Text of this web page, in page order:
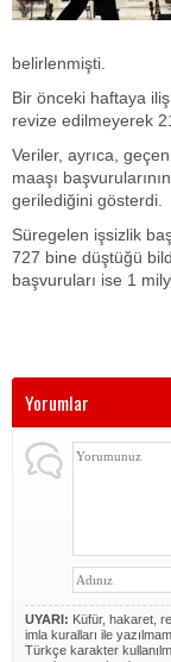
belirlenmişti.
Bir önceki haftaya
revize edilmeyerek
Veriler, ayrıca,
maaşı
gerilediğini gösterdi.
Süregelen işsizlik
727 bine düştüğü
başvuruları ise 1
Yorumlar
UYARI: Küfür, hakaret,
imla kuralları ile
Türkçe karakter